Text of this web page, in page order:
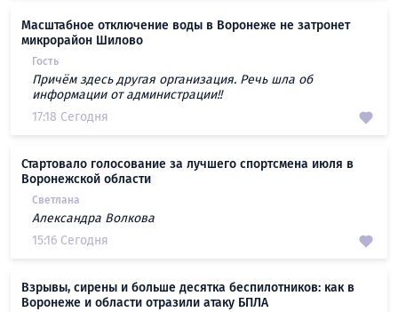
Масштабное отключение воды в Воронеже не затронет
микрорайон Шилово
Гость
Причём здесь другая организация. Речь шла об
информации от администрации!!
17:18 Сегодня
Стартовало голосование за лучшего спортсмена июля в
Воронежской области
Светлана
Александра Волкова
15:16 Сегодня
Взрывы, сирены и больше десятка беспилотников: как в
Воронеже и области отразили атаку БПЛА